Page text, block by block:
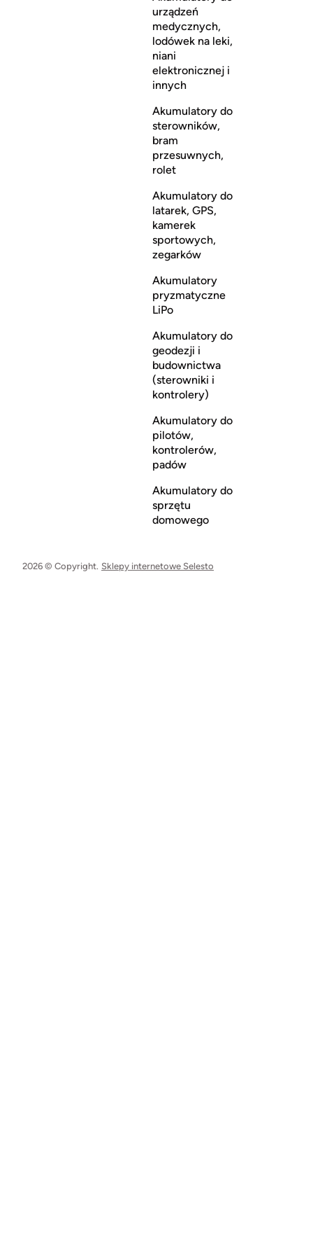
urządzeń
medycznych,
lodówek na leki,
niani
elektronicznej i
innych
Akumulatory do
sterowników,
bram
przesuwnych,
rolet
Akumulatory do
latarek, GPS,
kamerek
sportowych,
zegarków
Akumulatory
pryzmatyczne
LiPo
Akumulatory do
geodezji i
budownictwa
(sterowniki i
kontrolery)
Akumulatory do
pilotów,
kontrolerów,
padów
Akumulatory do
sprzętu
domowego
2026 © Copyright. Sklepy internetowe Selesto